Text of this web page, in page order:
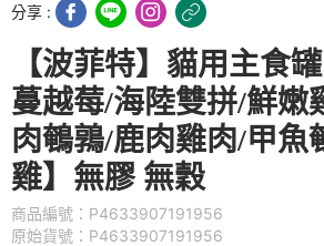
分享 :
【波菲特】貓用主食
蔓越莓/海陸雙拼/鮮嫩
肉鵪鶉/鹿肉雞肉/甲魚
雞】無膠 無穀
商品編號：P4633907191956
原始貨號：P4633907191956